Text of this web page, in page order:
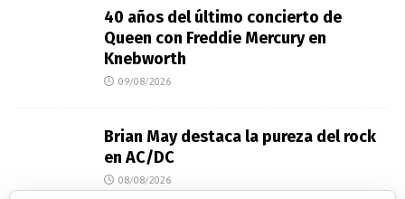
40 años del último concierto de
Queen con Freddie Mercury en
Knebworth
09/08/2026
Brian May destaca la pureza del rock
en AC/DC
08/08/2026